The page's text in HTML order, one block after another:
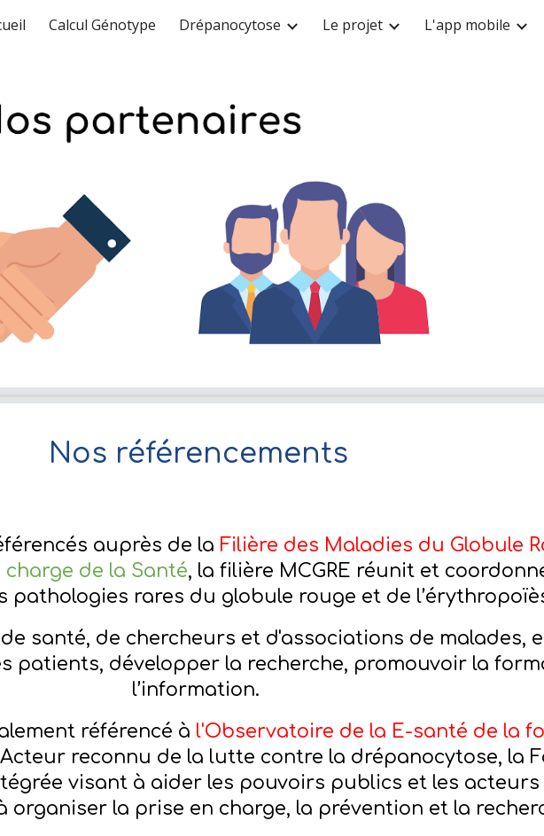
to main content Skip to navigation
Calcul Génotype Drépanocytose Le projet L'app mobile
Nos référencements
auprès de la Filière des Maladies du Globule
de la Santé, la filière MCGRE réunit et
pathologies rares du globule rouge et de
santé, de chercheurs et d'associations de malades,
patients, développer la recherche, promouvoir la
l’information.
référencé à l'Observatoire de la E-santé de la
Acteur reconnu de la lutte contre la drépanocytose, la
visant à aider les pouvoirs publics et les acteurs
organiser la prise en charge, la prévention et la